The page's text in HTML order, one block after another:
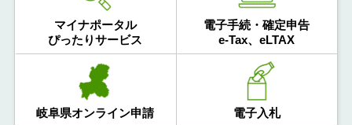
マイナポータル
ぴったりサービス
電子手続・確定申告
e-Tax、eLTAX
岐阜県オンライン申請 電子入札